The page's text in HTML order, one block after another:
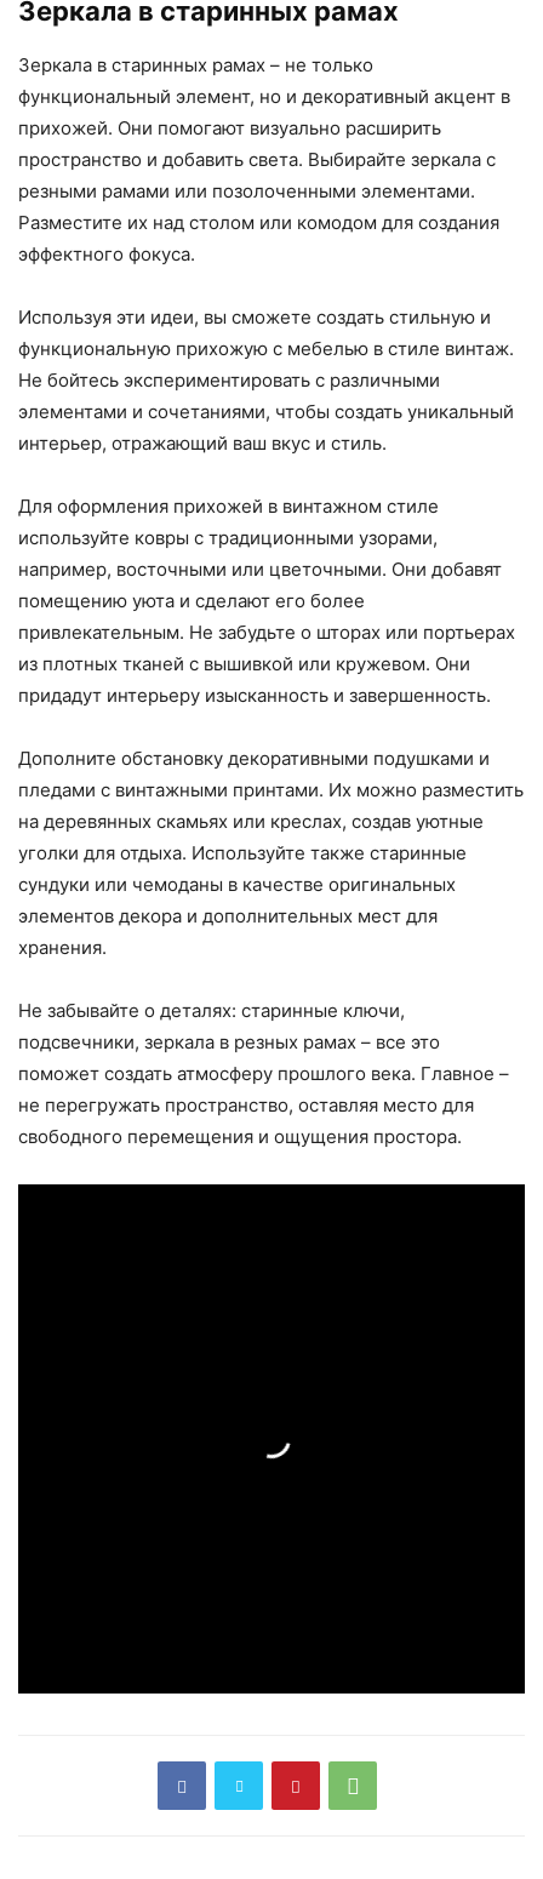
Зеркала в старинных рамах
Зеркала в старинных рамах – не только
функциональный элемент, но и декоративный акцент в
прихожей. Они помогают визуально расширить
пространство и добавить света. Выбирайте зеркала с
резными рамами или позолоченными элементами.
Разместите их над столом или комодом для создания
эффектного фокуса.
Используя эти идеи, вы сможете создать стильную и
функциональную прихожую с мебелью в стиле винтаж.
Не бойтесь экспериментировать с различными
элементами и сочетаниями, чтобы создать уникальный
интерьер, отражающий ваш вкус и стиль.
Для оформления прихожей в винтажном стиле
используйте ковры с традиционными узорами,
например, восточными или цветочными. Они добавят
помещению уюта и сделают его более
привлекательным. Не забудьте о шторах или портьерах
из плотных тканей с вышивкой или кружевом. Они
придадут интерьеру изысканность и завершенность.
Дополните обстановку декоративными подушками и
пледами с винтажными принтами. Их можно разместить
на деревянных скамьях или креслах, создав уютные
уголки для отдыха. Используйте также старинные
сундуки или чемоданы в качестве оригинальных
элементов декора и дополнительных мест для
хранения.
Не забывайте о деталях: старинные ключи,
подсвечники, зеркала в резных рамах – все это
поможет создать атмосферу прошлого века. Главное –
не перегружать пространство, оставляя место для
свободного перемещения и ощущения простора.